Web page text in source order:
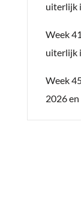
uiterlijk
Week
uiterlijk
Week
2026